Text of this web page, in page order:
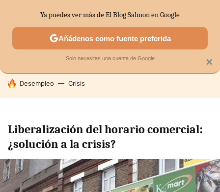
SECTORES ECONOMÍA DOMÉSTICA MERCADOS
HOY SE HABLA DE
Desempleo Crisis
Liberalización del horario comercial:
¿solución a la crisis?
×
Ya puedes ver más de El Blog Salmon en Google
Añádenos como fuente preferida
Solo necesitas una cuenta de Google